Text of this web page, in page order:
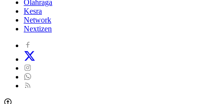
Olahraga
Kesra
Network
Nextizen